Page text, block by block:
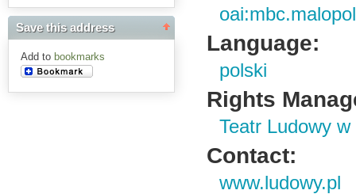
Save this address
Add to bookmarks
Language:
polski
Rights
Teatr Ludowy
Contact:
www.ludowy.pl